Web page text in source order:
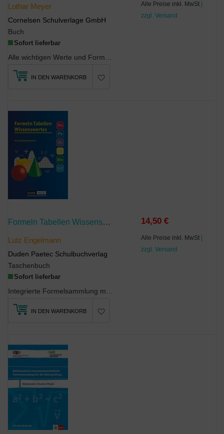
Lothar Meyer
Cornelsen Schulverlage GmbH
Buch
Sofort lieferbar
Alle Preise inkl. MwSt |
zzgl. Versand
IN DEN WARENKORB
Formeln Tabellen Wissenswertes - Für Die Sekundarstufe I - Mathematik - Physik - Astronomie - Chemie - Biologie - Informatik
Lutz Engelmann
Duden Paetec Schulbuchverlag
Taschenbuch
Sofort lieferbar
14,50 €
Alle Preise inkl. MwSt |
zzgl. Versand
IN DEN WARENKORB